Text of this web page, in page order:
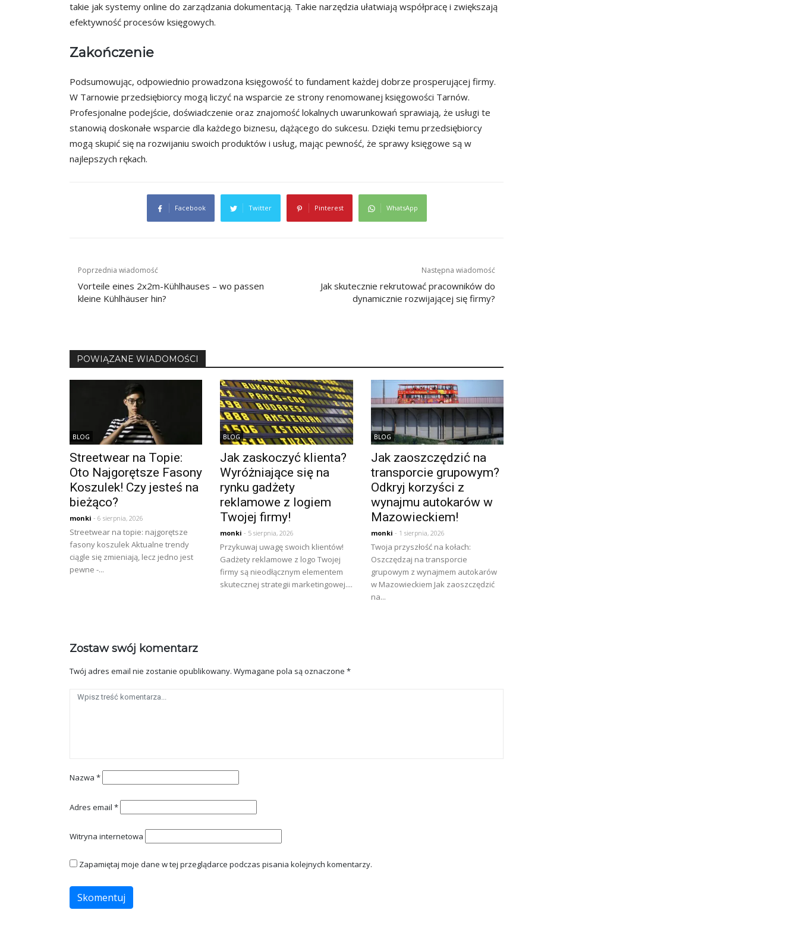
takie jak systemy online do zarządzania dokumentacją. Takie narzędzia ułatwiają współpracę i zwiększają
efektywność procesów księgowych.
Zakończenie
Podsumowując, odpowiednio prowadzona księgowość to fundament każdej dobrze prosperującej firmy.
W Tarnowie przedsiębiorcy mogą liczyć na wsparcie ze strony renomowanej księgowości Tarnów.
Profesjonalne podejście, doświadczenie oraz znajomość lokalnych uwarunkowań sprawiają, że usługi te
stanowią doskonałe wsparcie dla każdego biznesu, dążącego do sukcesu. Dzięki temu przedsiębiorcy
mogą skupić się na rozwijaniu swoich produktów i usług, mając pewność, że sprawy księgowe są w
najlepszych rękach.
Facebook Twitter Pinterest WhatsApp
Nawigacja
wpisu
Poprzednia wiadomość
Vorteile eines 2x2m-Kühlhauses – wo passen
kleine Kühlhäuser hin?
Następna wiadomość
Jak skutecznie rekrutować pracowników do
dynamicznie rozwijającej się firmy?
POWIĄZANE WIADOMOŚCI
BLOG
Streetwear na Topie:
Oto Najgorętsze Fasony
Koszulek! Czy jesteś na
bieżąco?
monki - 6 sierpnia, 2026
Streetwear na topie: najgorętsze
fasony koszulek Aktualne trendy
ciągle się zmieniają, lecz jedno jest
pewne -...
BLOG
Jak zaskoczyć klienta?
Wyróżniające się na
rynku gadżety
reklamowe z logiem
Twojej firmy!
monki - 5 sierpnia, 2026
Przykuwaj uwagę swoich klientów!
Gadżety reklamowe z logo Twojej
firmy są nieodłącznym elementem
skutecznej strategii marketingowej....
BLOG
Jak zaoszczędzić na
transporcie grupowym?
Odkryj korzyści z
wynajmu autokarów w
Mazowieckiem!
monki - 1 sierpnia, 2026
Twoja przyszłość na kołach:
Oszczędzaj na transporcie
grupowym z wynajmem autokarów
w Mazowieckiem Jak zaoszczędzić
na...
Zostaw swój komentarz
Twój adres email nie zostanie opublikowany. Wymagane pola są oznaczone *
Nazwa *
Adres email *
Witryna internetowa
Zapamiętaj moje dane w tej przeglądarce podczas pisania kolejnych komentarzy.